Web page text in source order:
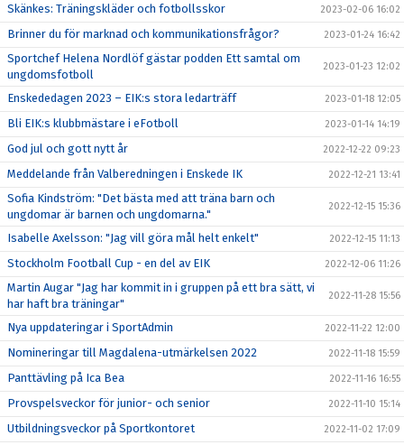
Skänkes: Träningskläder och fotbollsskor 2023-02-06 16:02
Brinner du för marknad och kommunikationsfrågor? 2023-01-24 16:42
Sportchef Helena Nordlöf gästar podden Ett samtal om
ungdomsfotboll
2023-01-23 12:02
Enskededagen 2023 – EIK:s stora ledarträff 2023-01-18 12:05
Bli EIK:s klubbmästare i eFotboll 2023-01-14 14:19
God jul och gott nytt år 2022-12-22 09:23
Meddelande från Valberedningen i Enskede IK 2022-12-21 13:41
Sofia Kindström: "Det bästa med att träna barn och
ungdomar är barnen och ungdomarna."
2022-12-15 15:36
Isabelle Axelsson: "Jag vill göra mål helt enkelt" 2022-12-15 11:13
Stockholm Football Cup - en del av EIK 2022-12-06 11:26
Martin Augar "Jag har kommit in i gruppen på ett bra sätt, vi
har haft bra träningar"
2022-11-28 15:56
Nya uppdateringar i SportAdmin 2022-11-22 12:00
Nomineringar till Magdalena-utmärkelsen 2022 2022-11-18 15:59
Panttävling på Ica Bea 2022-11-16 16:55
Provspelsveckor för junior- och senior 2022-11-10 15:14
Utbildningsveckor på Sportkontoret 2022-11-02 17:09